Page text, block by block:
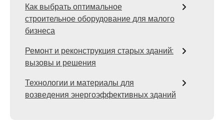
Как выбрать оптимальное
строительное оборудование для малого
бизнеса
Ремонт и реконструкция старых зданий:
вызовы и решения
Технологии и материалы для
возведения энергоэффективных зданий